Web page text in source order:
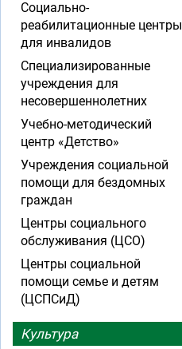
Социально-
реабилитационные центры
для инвалидов
Специализированные
учреждения для
несовершеннолетних
Учебно-методический
центр «Детство»
Учреждения социальной
помощи для бездомных
граждан
Центры социального
обслуживания (ЦСО)
Центры социальной
помощи семье и детям
(ЦСПСиД)
Культура